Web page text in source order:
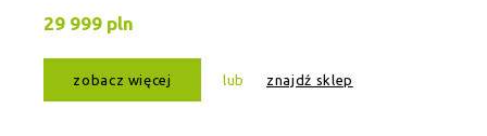
29 999 pln
zobacz więcej lub znajdź sklep